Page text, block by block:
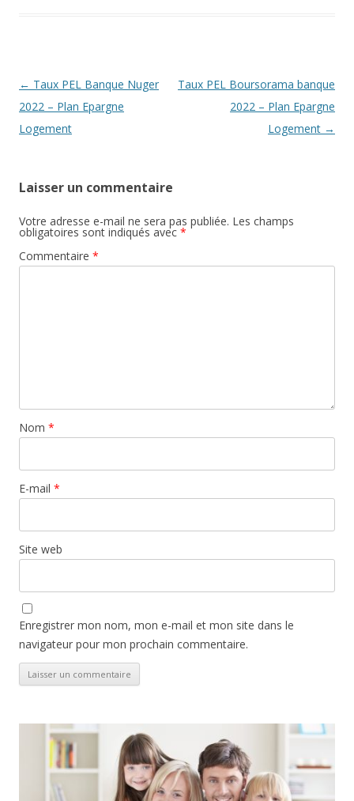
Navigation
des
articles
← Taux PEL Banque Nuger
2022 – Plan Epargne
Logement
Taux PEL Boursorama banque
2022 – Plan Epargne
Logement →
Laisser un commentaire
Votre adresse e-mail ne sera pas publiée. Les champs
obligatoires sont indiqués avec *
Commentaire *
Nom *
E-mail *
Site web
Enregistrer mon nom, mon e-mail et mon site dans le
navigateur pour mon prochain commentaire.